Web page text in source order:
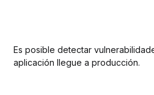
Es posible detectar
aplicación llegue a producción.